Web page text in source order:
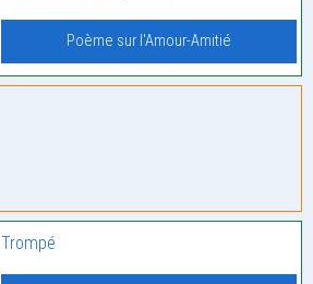
Poème sur l'Amour-Amitié
Trompé